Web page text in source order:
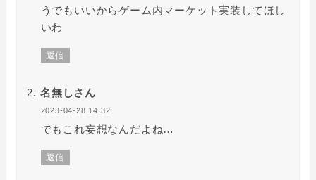
うでもいいからゲーム内マーケット実装してほし
いわ
返信
名無しさん
2023-04-28 14:32
でもこれ妄想なんだよね…
返信